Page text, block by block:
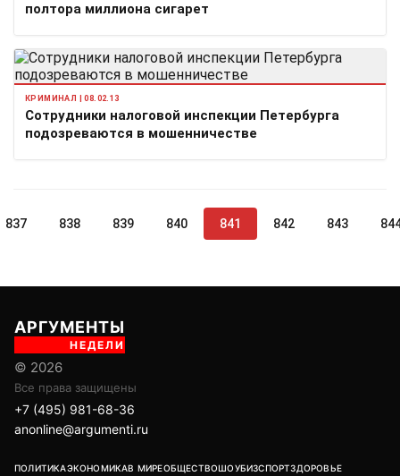
полтора миллиона сигарет
КРИМИНАЛ | 08.02.13
Сотрудники налоговой инспекции Петербурга
подозреваются в мошенничестве
837 838 839 840 841 842 843
АРГУМЕНТЫ
НЕДЕЛИ
© 2026
Все права защищены
+7 (495) 981-68-36
anonline@argumenti.ru
ПОЛИТИКАЭКОНОМИКАВ МИРЕОБЩЕСТВОШОУБИЗСПОРТЗДОРОВЬЕ